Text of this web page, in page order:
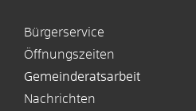
Bürgerservice
Öffnungszeiten
Gemeinderatsarbeit
Nachrichten